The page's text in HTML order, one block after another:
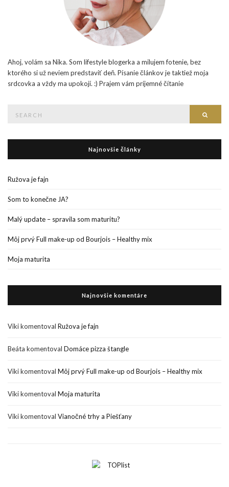
Ahoj, volám sa Nika. Som lifestyle blogerka a milujem fotenie, bez
ktorého si už neviem predstaviť deň. Písanie článkov je taktiež moja
srdcovka a vždy ma upokojí. :) Prajem vám príjemné čítanie
Najnovšie články
Ružova je fajn
Som to konečne JA?
Malý update – spravila som maturitu?
Môj prvý Full make-up od Bourjois – Healthy mix
Moja maturita
Najnovšie komentáre
Vikikomentoval Ružova je fajn
Beáta komentoval Domáce pizza štangle
Vikikomentoval Môj prvý Full make-up od Bourjois – Healthy mix
Vikikomentoval Moja maturita
Vikikomentoval Vianočné trhy a Piešťany